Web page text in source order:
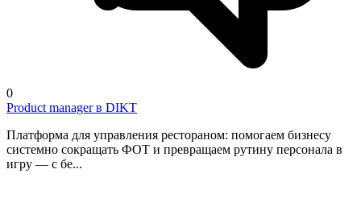
0
Product manager в DIKT
Платформа для управления рестораном: помогаем бизнесу
системно сокращать ФОТ и превращаем рутину персонала в
игру — с бе...